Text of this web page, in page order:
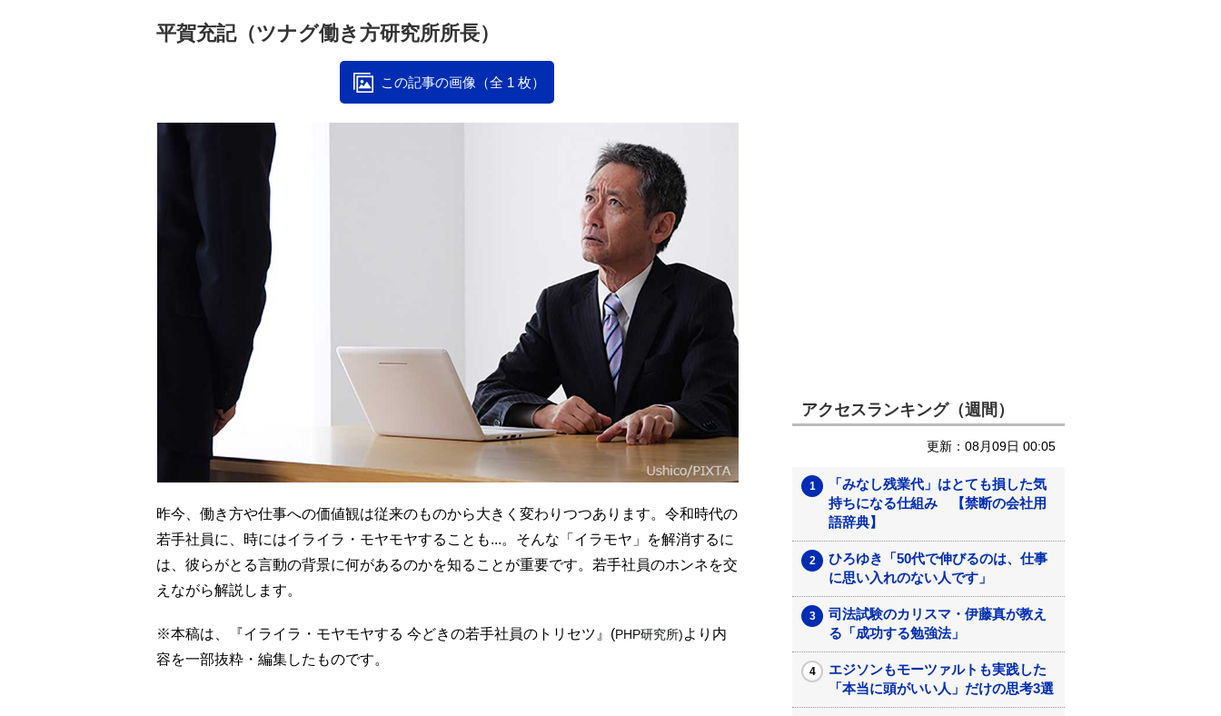
平賀充記（ツナグ働き方研究所所長）
この記事の画像（全 1 枚）
昨今、働き方や仕事への価値観は従来のものから大きく変わりつつあります。令和時代の
若手社員に、時にはイライラ・モヤモヤすることも...。そんな「イラモヤ」を解消するに
は、彼らがとる言動の背景に何があるのかを知ることが重要です。若手社員のホンネを交
えながら解説します。
※本稿は、『イライラ・モヤモヤする 今どきの若手社員のトリセツ』(PHP研究所)より内
容を一部抜粋・編集したものです。
アクセスランキング（週間）
更新：08月09日 00:05
「みなし残業代」はとても損した気
持ちになる仕組み 【禁断の会社用
語辞典】
ひろゆき「50代で伸びるのは、仕事
に思い入れのない人です」
司法試験のカリスマ・伊藤真が教え
る「成功する勉強法」
エジソンもモーツァルトも実践した
「本当に頭がいい人」だけの思考3選